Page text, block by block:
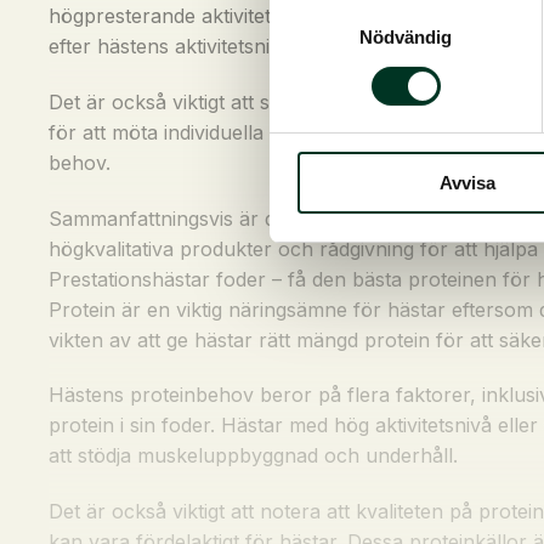
Samtyckesval
Nödvändig
Avvisa
högpresterande aktiviteter kan behöva
efter hästens aktivitetsnivå för att säkerställa att
Det är också viktigt att se till att hästen har tillgång
för att möta individuella behov hos hästar. Vi
behov.
Sammanfattningsvis är det avgörande att ge hästen
högkvalitativa produkter och rådgivning för att
Prestationshästar foder – få den bästa proteinen för
Protein är en viktig näringsämne för hästar
vikten av att ge hästar rätt mängd protein för att
Hästens proteinbehov beror på flera faktorer,
protein i sin foder. Hästar med hög aktivitetsnivå
att stödja muskeluppbyggnad och underhåll.
Det är också viktigt att notera att kvaliteten på